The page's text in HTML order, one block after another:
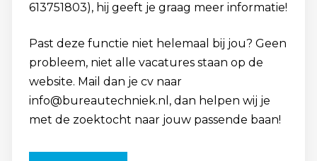
613751803), hij geeft je graag meer informatie!
Past deze functie niet helemaal bij jou? Geen
probleem, niet alle vacatures staan op de
website. Mail dan je cv naar
info@bureautechniek.nl, dan helpen wij je
met de zoektocht naar jouw passende baan!